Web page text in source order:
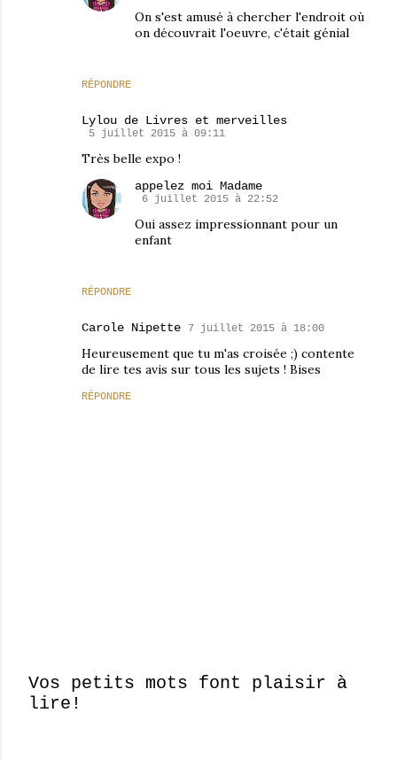
RÉPONDRE
On s'est amusé à chercher l'endroit où
on découvrait l'oeuvre, c'était génial
Lylou de Livres et merveilles
5 juillet 2015 à 09:11
Très belle expo !
RÉPONDRE
appelez moi Madame
6 juillet 2015 à 22:52
Oui assez impressionnant pour un
enfant
Carole Nipette 7 juillet 2015 à 18:00
Heureusement que tu m'as croisée ;) contente
de lire tes avis sur tous les sujets ! Bises
RÉPONDRE
E
Vos petits mots font plaisir à
lire!